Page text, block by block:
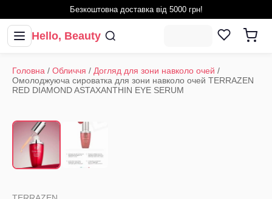
Безкоштовна доставка від 5000 грн!
Hello, Beauty
Головна / Обличчя / Догляд для зони навколо очей /
Омолоджуюча сироватка для зони навколо очей TERRAZEN
RED DIAMOND ASTAXANTHIN EYE SERUM